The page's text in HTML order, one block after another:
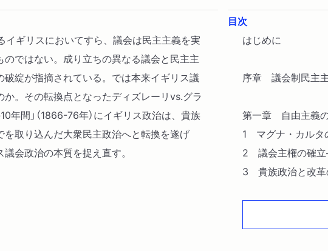
イギリスにおいてすら、議会は民主主義を実
ではない。成り立ちの異なる議会と民主主
綻が指摘されている。では本来イギリス議
。その転換点となったディズレーリvs.グラ
年間」（1866-76年）にイギリス政治は、貴族
取り込んだ大衆民主政治へと転換を遂げ
会政治の本質を捉え直す。
目次
はじめに
序章 議会制民主
第一章 自由主義の
1 マグナ・カルタ
2 議会主権の確立
3 貴族政治と改革
第二章 議会政治